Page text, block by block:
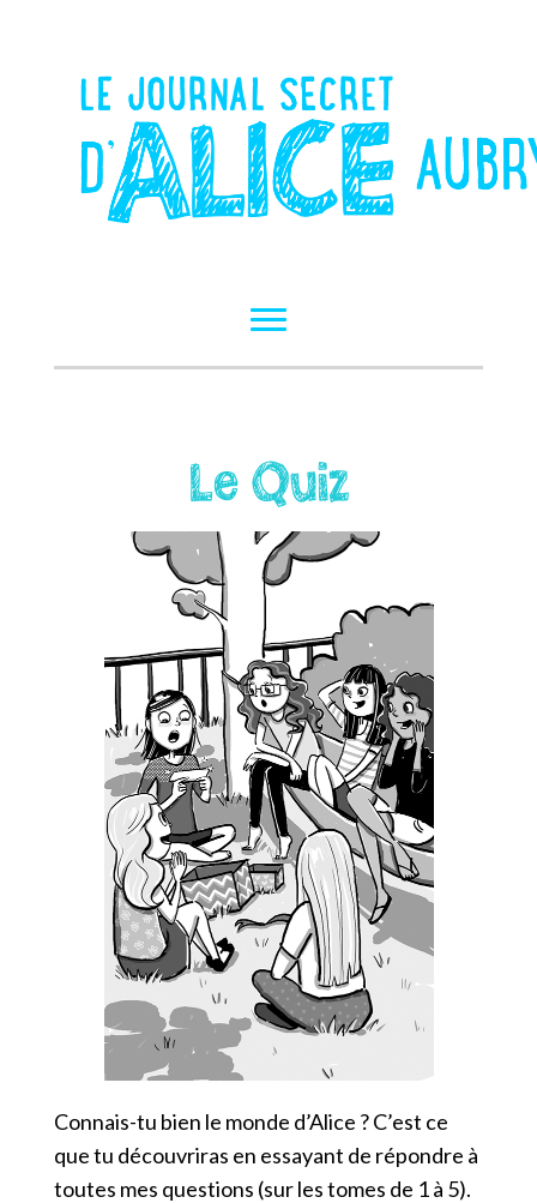
Navigation
Le Quiz
Connais-tu bien le monde d’Alice ? C’est ce
que tu découvriras en essayant de répondre à
toutes mes questions (sur les tomes de 1 à 5).